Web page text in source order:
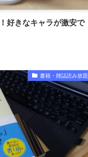
好きなキャラが激安で
書籍・雑誌読み放題